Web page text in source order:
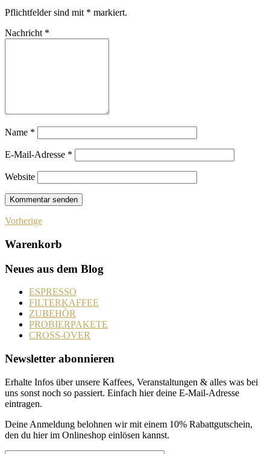
Pflichtfelder sind mit * markiert.
Nachricht *
Name *
E-Mail-Adresse *
Website
Vorherige
Warenkorb
Neues aus dem Blog
ESPRESSO
FILTERKAFFEE
ZUBEHÖR
PROBIERPAKETE
CROSS-OVER
Newsletter abonnieren
Erhalte Infos über unsere Kaffees, Veranstaltungen & alles was bei
uns sonst noch so passiert. Einfach hier deine E-Mail-Adresse
eintragen.
Deine Anmeldung belohnen wir mit einem 10% Rabattgutschein,
den du hier im Onlineshop einlösen kannst.